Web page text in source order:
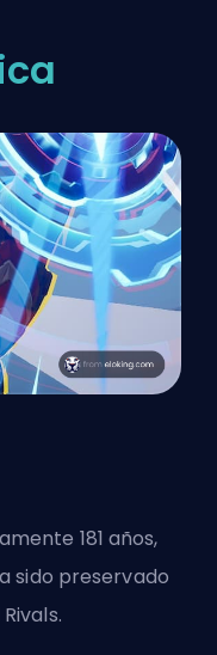
181 años,
sido preservado